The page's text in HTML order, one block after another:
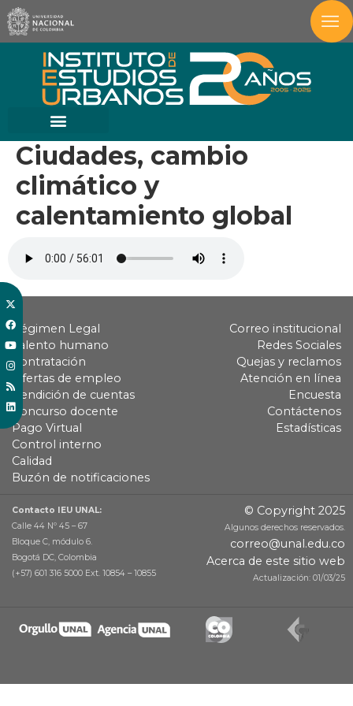
Ciudades, cambio
climático y
calentamiento global
Régimen Legal
Talento humano
Contratación
Ofertas de empleo
Rendición de cuentas
Concurso docente
Pago Virtual
Control interno
Calidad
Buzón de notificaciones
Correo institucional
Redes Sociales
Quejas y reclamos
Atención en línea
Encuesta
Contáctenos
Estadísticas
Contacto IEU UNAL:
Calle 44 Nº 45 – 67
Bloque C, módulo 6.
Bogotá DC, Colombia
(+57) 601 316 5000 Ext. 10854 – 10855
© Copyright 2025
Algunos derechos reservados.
correo@unal.edu.co
Acerca de este sitio web
Actualización: 01/03/25